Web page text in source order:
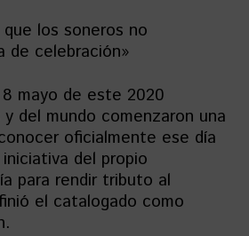
los soneros no
de celebración»
mayo de este 2020
del mundo comenzaron una
oficialmente ese día
del propio
para rendir tributo al
el catalogado como